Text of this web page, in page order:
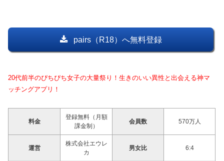
pairs（R18）へ無料登録
20代前半のぴちぴち女子の大量祭り！生きのいい異性と出会える神マ
ッチングアプリ！
料金
登録無料（月額
課金制）
会員数 570万人
運営
株式会社エウレ
カ
男女比 6:4